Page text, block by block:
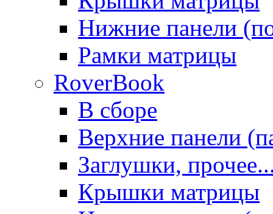
Нижние панели
Рамки матрицы
RoverBook
В сборе
Верхние панели
Заглушки,
Крышки матрицы